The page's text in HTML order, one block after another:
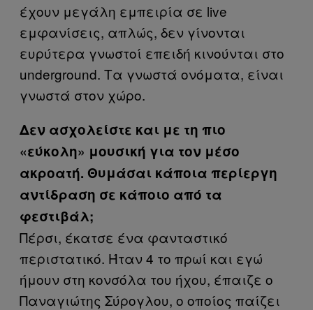
έχουν μεγάλη εμπειρία σε live
εμφανίσεις, απλώς, δεν γίνονται
ευρύτερα γνωστοί επειδή κινούνται στο
underground. Τα γνωστά ονόματα, είναι
γνωστά στον χώρο.
Δεν ασχολείστε και με τη πιο
«εύκολη» μουσική για τον μέσο
ακροατή. Θυμάσαι κάποια περίεργη
αντίδραση σε κάποιο από τα
φεστιβάλ;
Πέρσι, έκατσε ένα φανταστικό
περιστατικό. Ήταν 4 το πρωί και εγώ
ήμουν στη κονσόλα του ήχου, έπαιζε ο
Παναγιώτης Σύρογλου, ο οποίος παίζει